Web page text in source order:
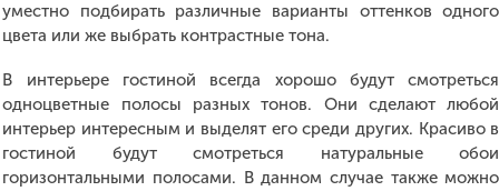
уместно подбирать различные варианты оттенков одного
цвета или же выбрать контрастные тона.
В интерьере гостиной всегда хорошо будут смотреться
одноцветные полосы разных тонов. Они сделают любой
интерьер интересным и выделят его среди других. Красиво в
гостиной будут смотреться натуральные обои
горизонтальными полосами. В данном случае также можно